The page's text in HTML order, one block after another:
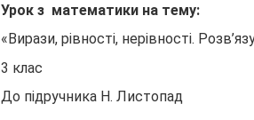
Урок з математики на тему:
«Вирази, рівності, нерівності.
3 клас
До підручника Н. Листопад